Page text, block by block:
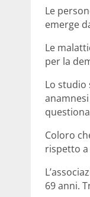
Le
emerge
Le
per la
Lo studio
Coloro
rispetto
69 anni.